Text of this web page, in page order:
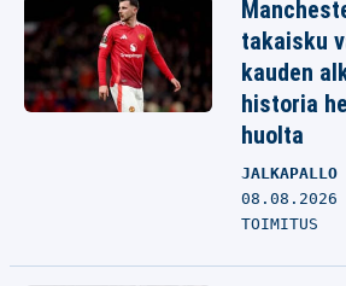
takaisku
kauden
historia
huolta
JALKAPALLO
TOIMITUS